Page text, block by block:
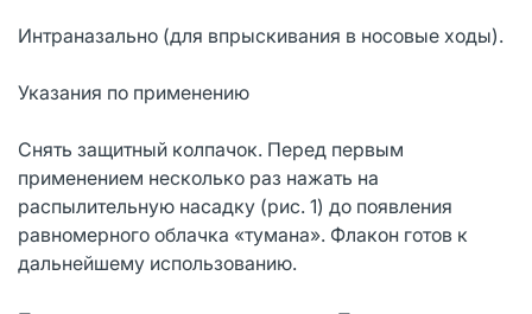
Интраназально (для впрыскивания в носовые ходы).
Указания по применению
Снять защитный колпачок. Перед первым
применением несколько раз нажать на
распылительную насадку (рис. 1) до появления
равномерного облачка «тумана». Флакон готов к
дальнейшему использованию.